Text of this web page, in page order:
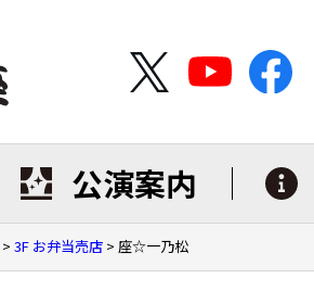
公演案内
> 3F お弁当売店 > 座☆一乃松